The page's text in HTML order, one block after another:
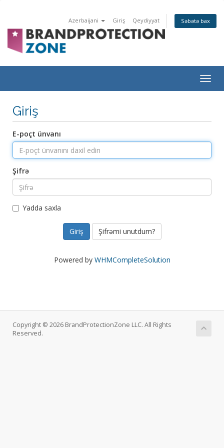
Azerbaijani Giriş Qeydiyyat Səbətə bax
Giriş
E-poçt ünvanı
Şifrə
Yadda saxla
Şifrəmi unutdum?
Powered by WHMCompleteSolution
Copyright © 2026 BrandProtectionZone LLC. All Rights
Reserved.